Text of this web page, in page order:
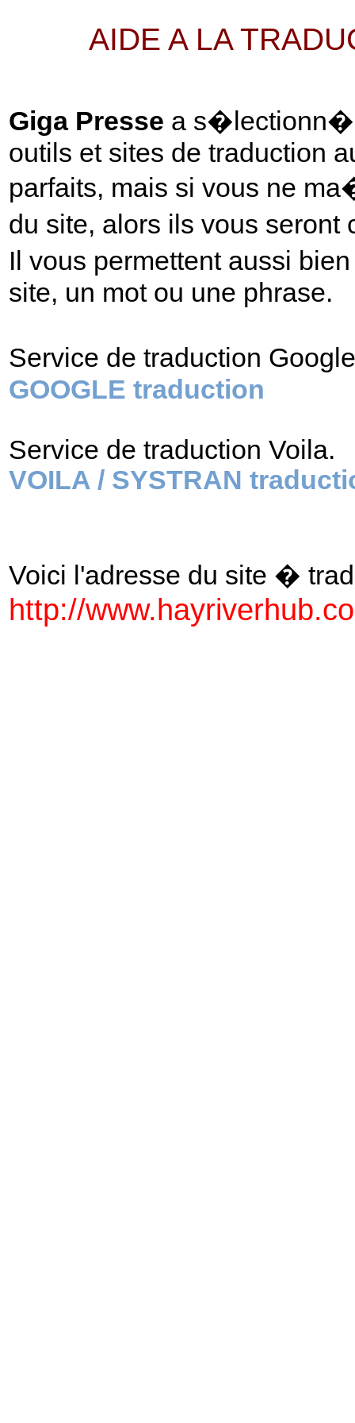
AIDE A LA
Giga Presse a s�lectionn�
outils et sites de traduction
parfaits, mais si vous ne
du site, alors ils vous
Il vous permettent aussi
site, un mot ou une phrase.
Service de traduction
GOOGLE traduction
Service de traduction Voila.
VOILA / SYSTRAN
Voici l'adresse du site �
http://